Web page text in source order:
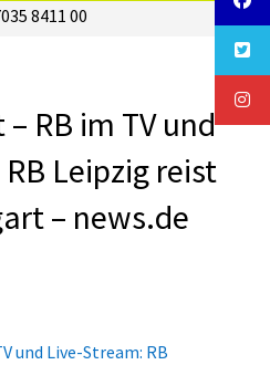
8411 00
RB im TV und
Leipzig reist
– news.de
und Live-Stream: RB